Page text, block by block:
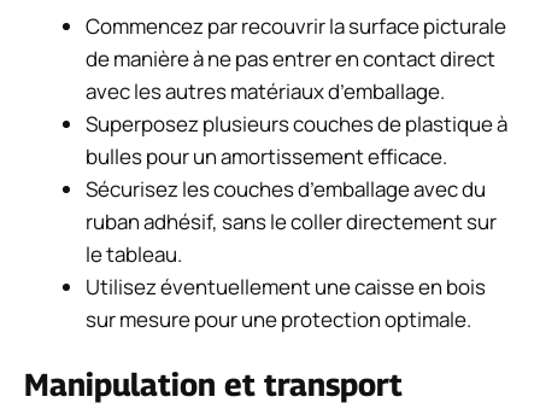
Commencez par recouvrir la surface picturale
de manière à ne pas entrer en contact direct
avec les autres matériaux d’emballage.
Superposez plusieurs couches de plastique à
bulles pour un amortissement efficace.
Sécurisez les couches d’emballage avec du
ruban adhésif, sans le coller directement sur
le tableau.
Utilisez éventuellement une caisse en bois
sur mesure pour une protection optimale.
Manipulation et transport